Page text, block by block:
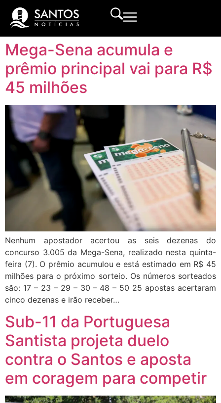
Mega-Sena acumula e
prêmio principal vai para R$
45 milhões
Nenhum apostador acertou as seis dezenas do
concurso 3.005 da Mega-Sena, realizado nesta quinta-
feira (7). O prêmio acumulou e está estimado em R$ 45
milhões para o próximo sorteio. Os números sorteados
são: 17 – 23 – 29 – 30 – 48 – 50 25 apostas acertaram
cinco dezenas e irão receber…
Sub-11 da Portuguesa
Santista projeta duelo
contra o Santos e aposta
em coragem para competir